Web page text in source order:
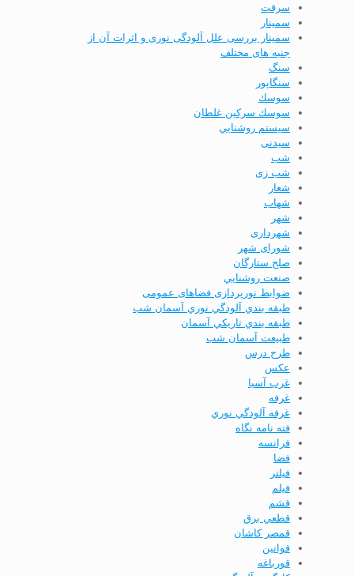
سرقت
سمینار
سمینار بررسی علل آلودگی نوری و اثرات آن از
جنبه­ های مختلف
سنگ
سنگاپور
سوسك
سوسك سركين غلطان
سيستم روشنايي
سیدنی
شب
شب زی
شعار
شهاب
شهر
شهرداری
شورای شهر
صلح ستارگان
صنعت روشنايي
ضوابط نورپردازی فضاهای عمومی
طبقه بندي آلودگي نوري آسمان شب
طبقه بندي تاريكي آسمان
طبیعت آسمان شب
طرح درس
عكس
غرب آسیا
غرفه
غرفه آلودگي نوري
فته نامه نگاه
فرانسه
فضا
فيلتر
فیلم
قشم
قطعي برق
قمصر كاشان
قوانين
قورباغه